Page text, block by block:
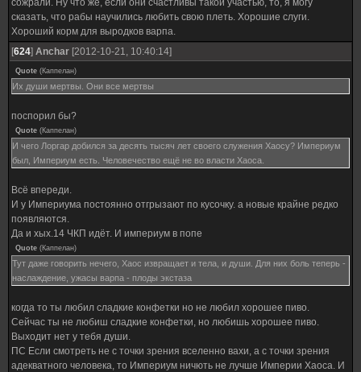
сожрали. Ну что же, если они счастливы такой участью, то, я могу
сказать, что рабы научились любить свою плеть. Хорошие слуги.
Хороший корм для выродков варпа.
[624] Anchar [2012-10-21, 10:40:14]
Quote (Каппелан)
Их души мертвы. Они все мертвы
поспорил бы?
Quote (Каппелан)
И чего Лоргар добился за десять тысяч лет своего служения Хаосу? Империум
был, Империум есть. Человечество ещё не во власти Хаоса.
Всё впереди.
И у Империума постоянно отгрызают по кусочку. а новые крайне редко
появляются.
Да и хых.14 ЧКП идёт. И империум в попе
Quote (Каппелан)
Тут даже говорить нечего, Хаос извращает и тела, и души. Для них боль теперь -
наслаждение, ужасы варпа - плоды экстаза
когда то ты любил сладкие конфетки но не любил хорошее пиво.
Сейчас ты не любиш сладкие конфетки, но любишь хорошее пиво.
Выходит нет у тебя души.
ПС Если смотреть не с точки зрения вселенно вахи, а с точки зрения
адекватного человека, то Империум ничють не лучше Империи Хаоса. И